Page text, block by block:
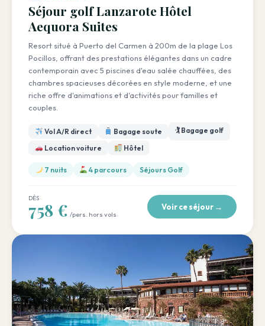
Séjour golf Lanzarote Hôtel
Aequora Suites
Resort situé à Puerto del Carmen à 200m de la plage Los
Pocillos, offrant des prestations élégantes dans un cadre
contemporain avec 5 piscines d'eau salée chauffées, des
chambres spacieuses décorées en style moderne, et une
riche offre d'animations et d'activités pour familles et
couples.
Vol A/R direct Bagage soute
🏌️ Bagage golf
Location voiture
Hôtel
7 nuits 4 parcours Séjours Golf
DÈS
758 € /pers. hors vols
Voir ce séjour →